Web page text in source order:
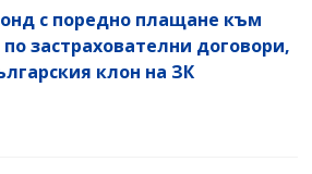
с поредно плащане към
застрахователни договори,
клон на ЗК